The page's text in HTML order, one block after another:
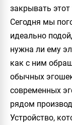
закрывать этот
Сегодня мы
идеально
нужна ли ему
как с ним
обычных
современных
рядом
Устройство,